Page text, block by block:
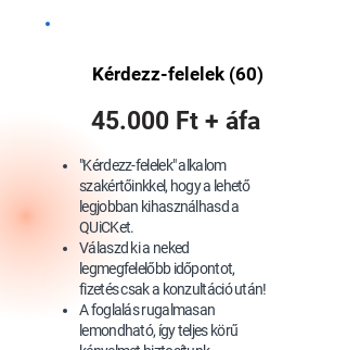
Kérdezz-felelek (60)
45.000 Ft + áfa
"Kérdezz-felelek" alkalom
szakértőinkkel, hogy a lehető
legjobban kihasználhasd a
QUiCKet.
Válaszd ki a neked
legmegfelelőbb időpontot,
fizetés csak a konzultáció után!
A foglalás rugalmasan
lemondható, így teljes körű